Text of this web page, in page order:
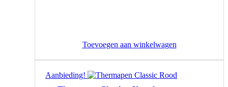
Toevoegen aan winkelwagen
Aanbieding!